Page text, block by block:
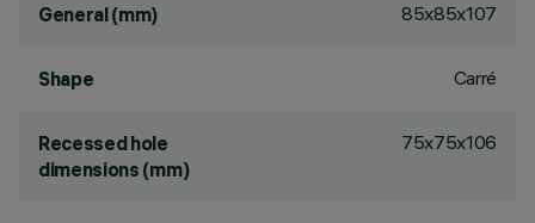
General (mm) 85x85x107
Shape Carré
Recessed hole
dimensions (mm)
75x75x106